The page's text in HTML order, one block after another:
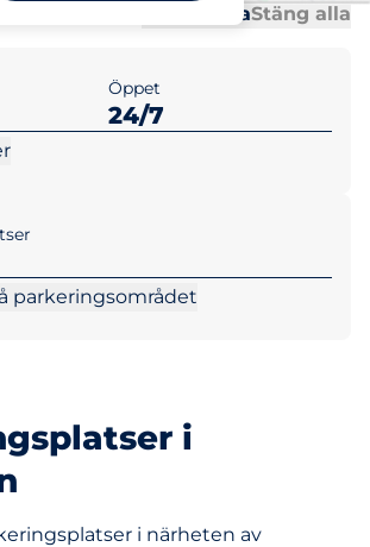
Öppna allaStäng alla
Öppet
24/7
parkeringsområdet
i
i närheten av